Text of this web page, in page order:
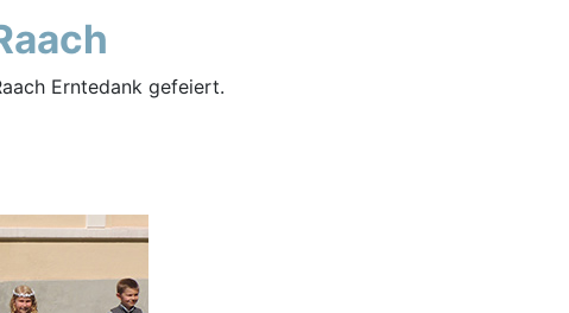
Erntedank gefeiert.